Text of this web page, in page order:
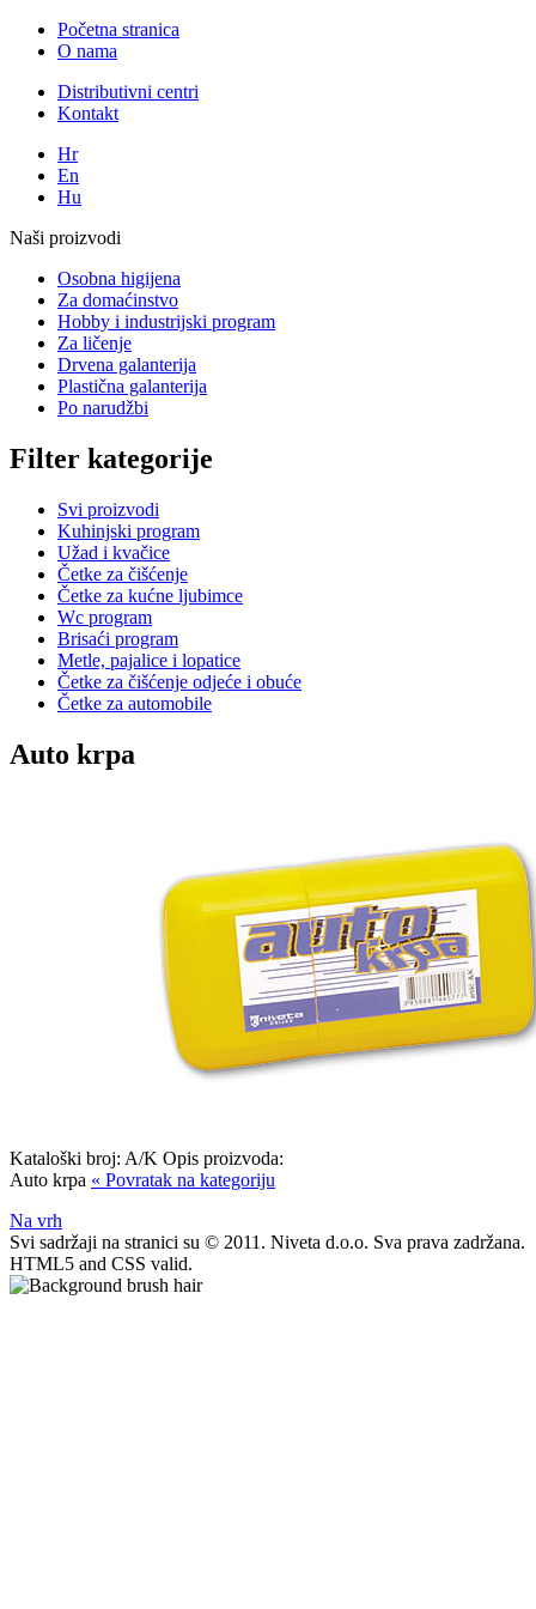
Početna stranica
O nama
Distributivni centri
Kontakt
Hr
En
Hu
Naši proizvodi
Osobna higijena
Za domaćinstvo
Hobby i industrijski program
Za ličenje
Drvena galanterija
Plastična galanterija
Po narudžbi
Filter kategorije
Svi proizvodi
Kuhinjski program
Užad i kvačice
Četke za čišćenje
Četke za kućne ljubimce
Wc program
Brisaći program
Metle, pajalice i lopatice
Četke za čišćenje odjeće i obuće
Četke za automobile
Auto krpa
Kataloški broj: A/K Opis proizvoda:
Auto krpa « Povratak na kategoriju
Na vrh
Svi sadržaji na stranici su © 2011. Niveta d.o.o. Sva prava zadržana.
HTML5 and CSS valid.